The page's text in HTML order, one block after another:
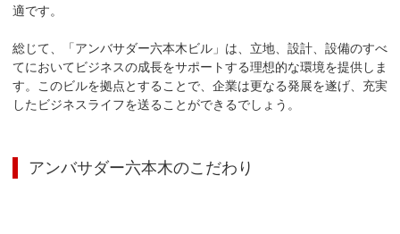
適です。
総じて、「アンバサダー六本木ビル」は、立地、設計、設備のすべ
てにおいてビジネスの成長をサポートする理想的な環境を提供しま
す。このビルを拠点とすることで、企業は更なる発展を遂げ、充実
したビジネスライフを送ることができるでしょう。
アンバサダー六本木のこだわり